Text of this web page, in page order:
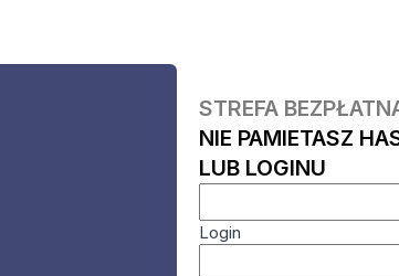
STREFA
NIE PAMIETASZ
LUB LOGINU
Login